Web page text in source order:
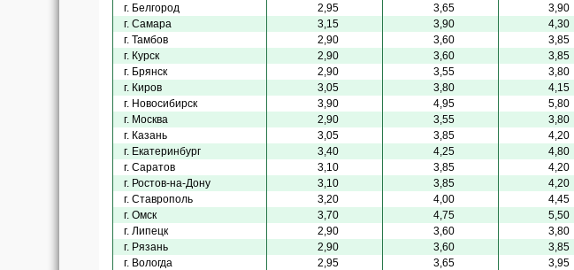
г. Белгород
2,95 3,65 3,90
г. Самара
3,15 3,90 4,30
г. Тамбов
2,90 3,60 3,85
г. Курск
2,90 3,60 3,85
г. Брянск
2,90 3,55 3,80
г. Киров
3,05 3,80 4,15
г. Новосибирск
3,90 4,95 5,80
г. Москва
2,90 3,55 3,80
г. Казань
3,05 3,85 4,20
г. Екатеринбург
3,40 4,25 4,80
г. Саратов
3,10 3,85 4,20
г. Ростов-на-Дону
3,10 3,85 4,20
г. Ставрополь
3,20 4,00 4,45
г. Омск
3,70 4,75 5,50
г. Липецк
2,90 3,60 3,80
г. Рязань
2,90 3,60 3,85
г. Вологда
2,95 3,65 3,95